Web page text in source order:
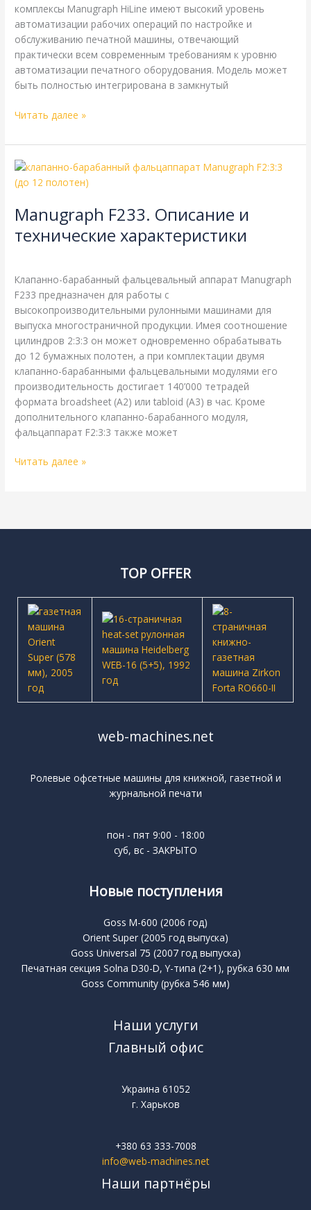
комплексы Manugraph HiLine имеют высокий уровень
автоматизации рабочих операций по настройке и
обслуживанию печатной машины, отвечающий
практически всем современным требованиям к уровню
автоматизации печатного оборудования. Модель может
быть полностью интегрирована в замкнутый
Читать далее »
Manugraph F233. Описание и
технические характеристики
Клапанно-барабанный фальцевальный аппарат Manugraph
F233 предназначен для работы с
высокопроизводительными рулонными машинами для
выпуска многостраничной продукции. Имея соотношение
цилиндров 2:3:3 он может одновременно обрабатывать
до 12 бумажных полотен, а при комплектации двумя
клапанно-барабанными фальцевальными модулями его
производительность достигает 140’000 тетрадей
формата broadsheet (А2) или tabloid (А3) в час. Кроме
дополнительного клапанно-барабанного модуля,
фальцаппарат F2:3:3 также может
Manugraph
F233.
и
технические
характеристики
Читать далее »
TOP OFFER
web-machines.net
Ролевые офсетные машины для книжной, газетной и
журнальной печати
пон - пят 9:00 - 18:00
суб, вс - ЗАКРЫТО
Новые поступления
Goss M-600 (2006 год)
Orient Super (2005 год выпуска)
Goss Universal 75 (2007 год выпуска)
Печатная секция Solna D30-D, Y-типа (2+1), рубка 630 мм
Goss Community (рубка 546 мм)
Наши услуги
Главный офис
Украина 61052
г. Харьков
+380 63 333-7008
info@web-machines.net
Наши партнёры